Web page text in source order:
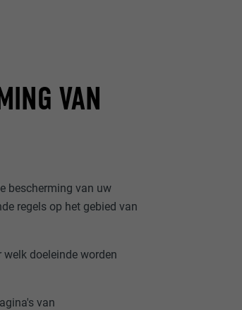
VAN
bescherming van uw
regels op het gebied van
doeleinde worden
van